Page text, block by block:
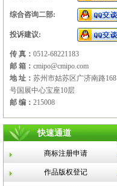
综合咨询二部:
投诉建议:
传 真： 0512-68221183
邮 箱： cmipo@cmipo.com
地 址： 苏州市姑苏区广济南路168
号国展中心宝座10层
邮 编： 215008
快速通道
商标注册申请
作品版权登记